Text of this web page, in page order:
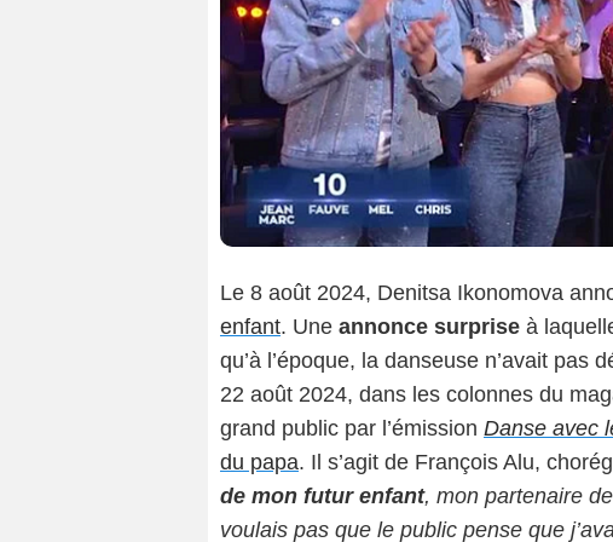
Le 8 août 2024, Denitsa Ikonomova
enfant. Une annonce surprise à
qu’à l’époque, la danseuse n’avait pas
22 août 2024, dans les colonnes du
grand public par l’émission Danse avec
du papa. Il s’agit de François Alu,
de mon futur enfant, mon partenaire
voulais pas que le public pense que